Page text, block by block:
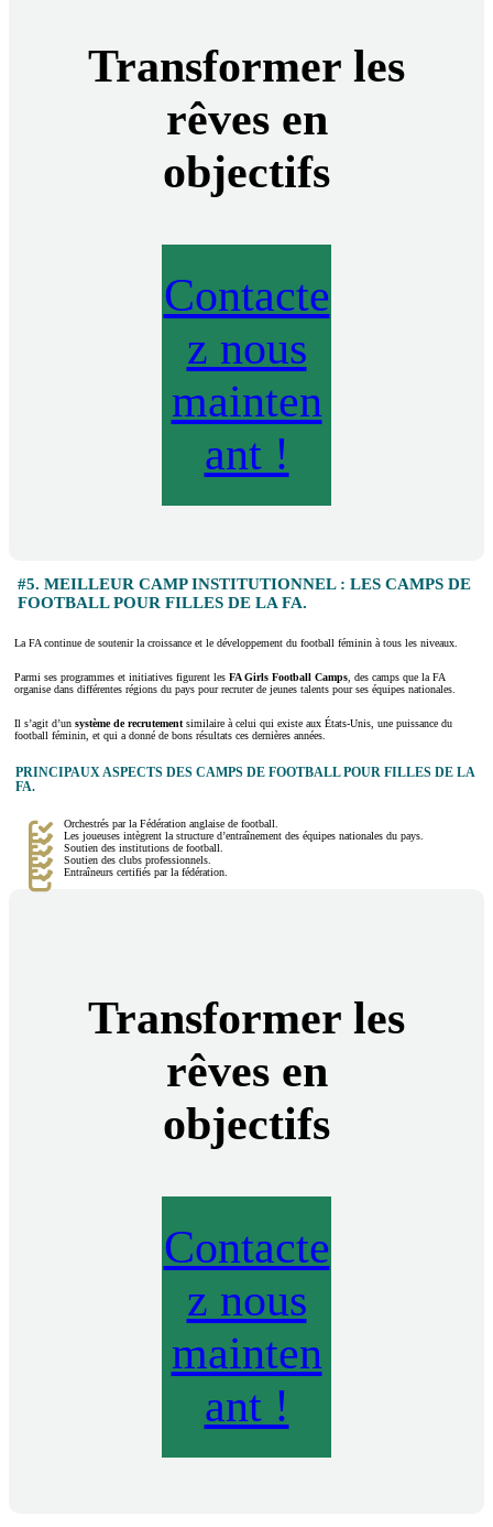
Transformer les
rêves en
objectifs
Contacte
z nous
mainten
ant !
#5. MEILLEUR CAMP INSTITUTIONNEL : LES CAMPS DE
FOOTBALL POUR FILLES DE LA FA.
La FA continue de soutenir la croissance et le développement du football féminin à tous les niveaux.
Parmi ses programmes et initiatives figurent les FA Girls Football Camps , des camps que la FA
organise dans différentes régions du pays pour recruter de jeunes talents pour ses équipes nationales.
Il s’agit d’un système de recrutement similaire à celui qui existe aux États-Unis, une puissance du
football féminin, et qui a donné de bons résultats ces dernières années.
PRINCIPAUX ASPECTS DES CAMPS DE FOOTBALL POUR FILLES DE LA
FA.
Orchestrés par la Fédération anglaise de football.
Les joueuses intègrent la structure d’entraînement des équipes nationales du pays.
Soutien des institutions de football.
Soutien des clubs professionnels.
Entraîneurs certifiés par la fédération.
Transformer les
rêves en
objectifs
Contacte
z nous
mainten
ant !